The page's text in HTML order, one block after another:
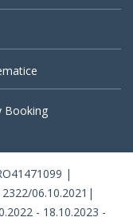
Booking
|
06.10.2021|
- 18.10.2023 -